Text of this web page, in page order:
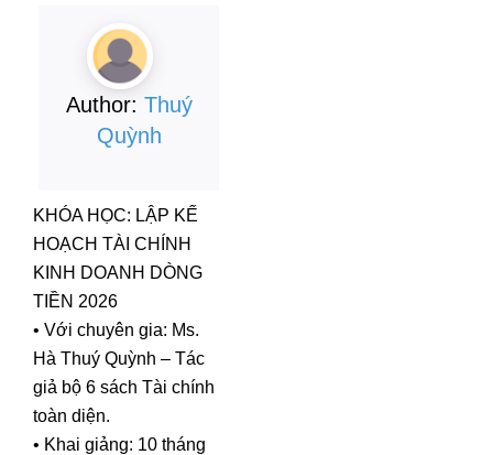
Author: Thuý
Quỳnh
KHÓA HỌC: LẬP KẾ
HOẠCH TÀI CHÍNH
KINH DOANH DÒNG
TIỀN 2026
• Với chuyên gia: Ms.
Hà Thuý Quỳnh – Tác
giả bộ 6 sách Tài chính
toàn diện.
• Khai giảng: 10 tháng